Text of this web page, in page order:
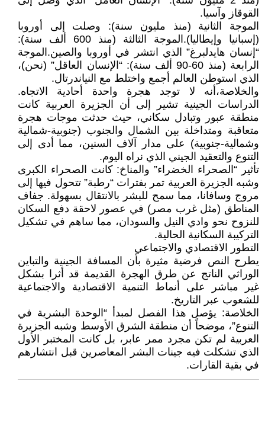
القوقاز وآسيا.
الموجة الثانية (منذ مليون سنة): وصلت إلى أوروبا
(إسبانيا وإيطاليا).الموجة الثالثة (منذ 600 ألف سنة):
“إنسان هايدلبرغ” الذي انتشر في أوروبا والصين.الموجة
الرابعة (منذ 60-90 ألف سنة): “الإنسان العاقل” (نحن)،
الذي استوطن العالم أجمع واختلط مع النياندرتال.
والخلاصة،أنه لا توجد هجرة واحدة أحادية الاتجاه.
الدراسات الجينية تشير إلى أن الجزيرة العربية كانت
منطقة عبور وتبادل سكاني، حيث حدثت موجات هجرة
متعاقبة ومتداخلة بين الشمال والجنوب (جنوبية-شمالية
وشمالية-جنوبية) على مدار آلاف السنين، مما أدى إلى
التنوع والتعقيد الجيني الذي نراه اليوم.
تأثير “الصحراء الخضراء” والمناخ: كانت الصحراء الكبرى
وشبه الجزيرة العربية تمر بفترات “رطبة” تتحول فيها إلى
مروج وسافانا، مما سمح للبشر بالانتقال بسهولة. جفاف
المناطق (مثل غرب مصر) في عصور لاحقة دفع السكان
للنزوح نحو وادي النيل والسودان، مما ساهم في تشكيل
التركيبة السكانية الحالية.
التطور الاقتصادي والاجتماعي
يطرح النص فرضية مثيرة بأن المسافة الجينية والتباين
الوراثي الناتج عن طرق الهجرة القديمة قد أثرا بشكل
غير مباشر على أنماط التنمية الاقتصادية والاجتماعية
للشعوب عبر التاريخ.
الخلاصة: يؤصل هذا الفصل لمبدأ “الوحدة البشرية في
التنوع”، موضحاً أن منطقة الشرق الأوسط وشبه الجزيرة
العربية لم تكن مجرد ممر عابر، بل كانت المختبر الأول
الذي تشكلت فيه جينات البشر المعاصرين قبل انتشارهم
في بقية القارات.